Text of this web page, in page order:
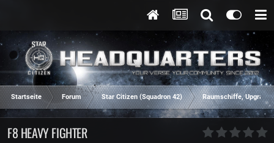
Startseite Forum Star Citizen (Squadron 42) Raumschiffe,
F8 HEAVY FIGHTER